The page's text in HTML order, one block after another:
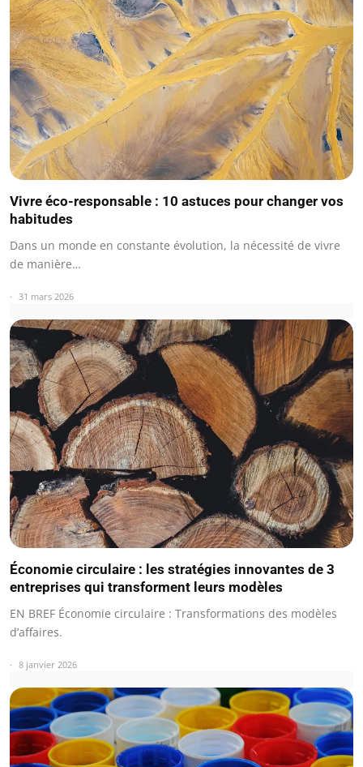
Vivre éco-responsable : 10 astuces pour changer vos
habitudes
Dans un monde en constante évolution, la nécessité de vivre
de manière…
31 mars 2026
Économie circulaire : les stratégies innovantes de 3
entreprises qui transforment leurs modèles
EN BREF Économie circulaire : Transformations des modèles
d’affaires.
8 janvier 2026